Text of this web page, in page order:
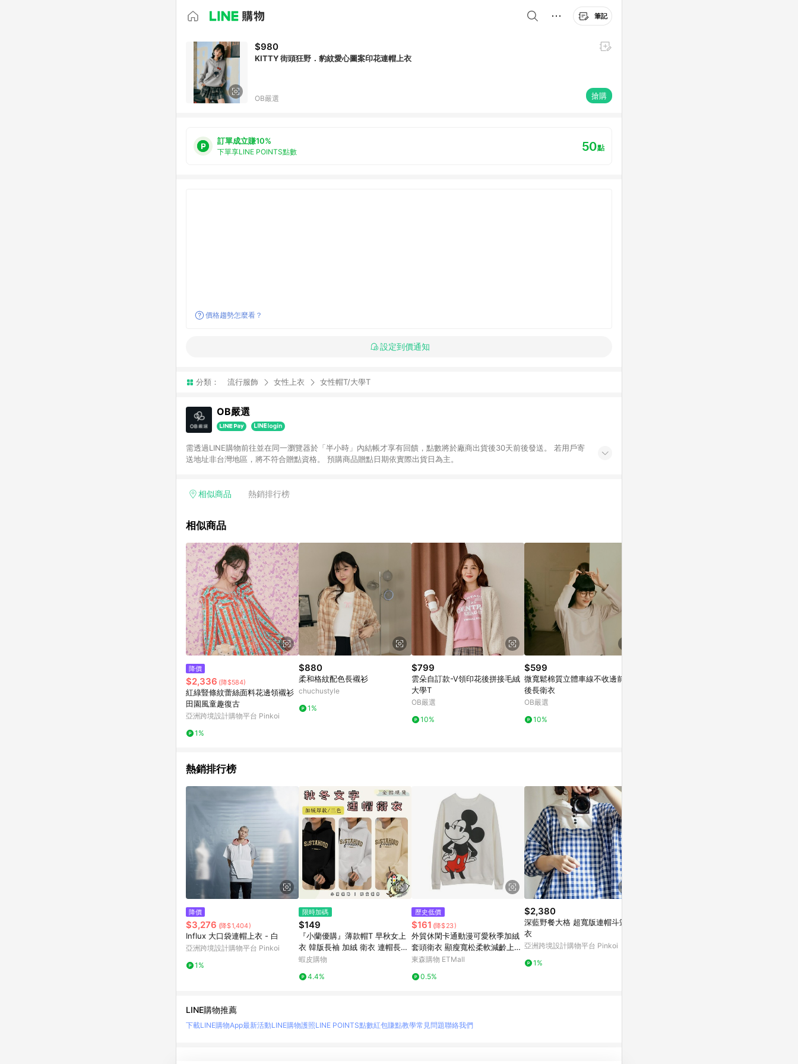
筆記
$980
KITTY 街頭狂野．豹紋愛心圖案印花連帽上衣
OB嚴選 搶購
訂單成立賺10%
下單享LINE POINTS點數 50點
價格趨勢怎麼看？
設定到價通知
分類： 流行服飾 女性上衣 女性帽T/大學T
OB嚴選
需透過LINE購物前往並在同一瀏覽器於「半小時」內結帳才享有回饋，點數將於廠商出貨後30天前後發送。 若用戶寄
送地址非台灣地區，將不符合贈點資格。 預購商品贈點日期依實際出貨日為主。
相似商品 熱銷排行榜
相似商品
降價
$2,336 (降$584)
紅綠豎條紋蕾絲面料花邊領襯衫
田園風童趣復古
亞洲跨境設計購物平台 Pinkoi
1%
$880
柔和格紋配色長襯衫
chuchustyle
1%
$799
雲朵自訂款-V領印花後拼接毛絨
大學T
OB嚴選
10%
$599
微寬鬆棉質立體車線不收邊前短
後長衛衣
OB嚴選
10%
熱銷排行榜
降價
$3,276 (降$1,404)
Influx 大口袋連帽上衣 - 白
亞洲跨境設計購物平台 Pinkoi
1%
限時加碼
$149
『小蘭優購』薄款帽T 早秋女上
衣 韓版長袖 加絨 衛衣 連帽長袖
上衣 情侶裝 慵懶風 寬鬆上衣
蝦皮購物
4.4%
歷史低價
$161 (降$23)
外貿休閑卡通動漫可愛秋季加絨
套頭衛衣 顯瘦寬松柔軟減齡上衣
潮
東森購物 ETMall
0.5%
$2,380
深藍野餐大格 超寬版連帽斗篷上
衣
亞洲跨境設計購物平台 Pinkoi
1%
LINE購物推薦
下載LINE購物App最新活動LINE購物護照LINE POINTS點數紅包賺點教學常見問題聯絡我們